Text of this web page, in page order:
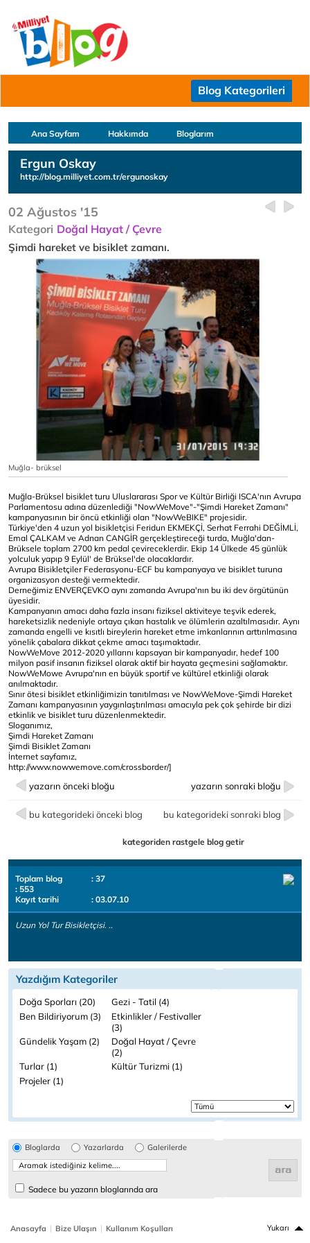
Blog Kategorileri
Ana Sayfam Hakkımda Bloglarım
Ergun Oskay
http://blog.milliyet.com.tr/ergunoskay
02 Ağustos '15
Kategori Doğal Hayat / Çevre
Şimdi hareket ve bisiklet zamanı.
Muğla- brüksel
Muğla-Brüksel bisiklet turu Uluslararası Spor ve Kültür Birliği ISCA'nın Avrupa
Parlamentosu adına düzenlediği "NowWeMove"-"Şimdi Hareket Zamanı"
kampanyasının bir öncü etkinliği olan "NowWeBIKE" projesidir.
Türkiye'den 4 uzun yol bisikletçisi Feridun EKMEKÇİ, Serhat Ferrahi DEĞİMLİ,
Emal ÇALKAM ve Adnan CANGİR gerçekleştireceği turda, Muğla'dan-
Brüksele toplam 2700 km pedal çevireceklerdir. Ekip 14 Ülkede 45 günlük
yolculuk yapıp 9 Eylül' de Brüksel'de olacaklardır.
Avrupa Bisikletçiler Federasyonu-ECF bu kampanyaya ve bisiklet turuna
organizasyon desteği vermektedir.
Derneğimiz ENVERÇEVKO aynı zamanda Avrupa'nın bu iki dev örgütünün
üyesidir.
Kampanyanın amacı daha fazla insanı fiziksel aktiviteye teşvik ederek,
hareketsizlik nedeniyle ortaya çıkan hastalık ve ölümlerin azaltılmasıdır. Aynı
zamanda engelli ve kısıtlı bireylerin hareket etme imkanlarının arttırılmasına
yönelik çabalara dikkat çekme amacı taşımaktadır.
NowWeMove 2012-2020 yıllarını kapsayan bir kampanyadır, hedef 100
milyon pasif insanın fiziksel olarak aktif bir hayata geçmesini sağlamaktır.
NowWeMowe Avrupa'nın en büyük sportif ve kültürel etkinliği olarak
anılmaktadır.
Sınır ötesi bisiklet etkinliğimizin tanıtılması ve NowWeMove-Şimdi Hareket
Zamanı kampanyasının yaygınlaştırılması amacıyla pek çok şehirde bir dizi
etkinlik ve bisiklet turu düzenlenmektedir.
Sloganımız,
Şimdi Hareket Zamanı
Şimdi Bisiklet Zamanı
İnternet sayfamız,
http://www.nowwemove.com/crossborder/]
yazarın önceki bloğu yazarın sonraki bloğu
bu kategorideki önceki blog bu kategorideki sonraki blog
kategoriden rastgele blog getir
Toplam blog
: 37
: 553
Kayıt tarihi
: 03.07.10
Uzun Yol Tur Bisikletçisi. ..
Yazdığım Kategoriler
Doğa Sporları (20)
Gezi - Tatil (4)
Ben Bildiriyorum (3)
Etkinlikler / Festivaller
(3)
Gündelik Yaşam (2) Doğal Hayat / Çevre
(2)
Turlar (1)
Kültür Turizmi (1)
Projeler (1)
Bloglarda Yazarlarda Galerilerde
Sadece bu yazarın bloglarında ara
Anasayfa | Bize Ulaşın | Kullanım Koşulları Yukarı